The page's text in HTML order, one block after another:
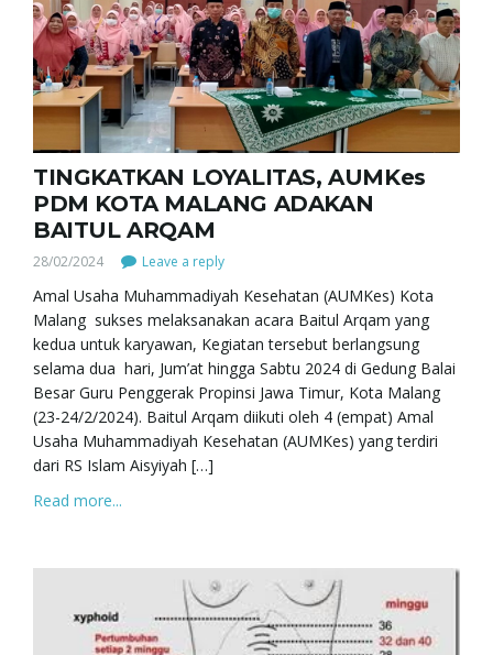
TINGKATKAN LOYALITAS, AUMKes
PDM KOTA MALANG ADAKAN
BAITUL ARQAM
28/02/2024 Leave a reply
Amal Usaha Muhammadiyah Kesehatan (AUMKes) Kota
Malang sukses melaksanakan acara Baitul Arqam yang
kedua untuk karyawan, Kegiatan tersebut berlangsung
selama dua hari, Jum’at hingga Sabtu 2024 di Gedung Balai
Besar Guru Penggerak Propinsi Jawa Timur, Kota Malang
(23-24/2/2024). Baitul Arqam diikuti oleh 4 (empat) Amal
Usaha Muhammadiyah Kesehatan (AUMKes) yang terdiri
dari RS Islam Aisyiyah […]
Read more...